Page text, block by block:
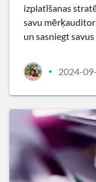
izplatīšanas
savu
un sasniegt
• 2024-